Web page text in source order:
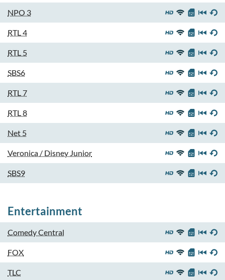
NPO 3
RTL 4
RTL 5
SBS6
RTL 7
RTL 8
Net 5
Veronica / Disney Junior
SBS9
Entertainment
Comedy Central
FOX
TLC